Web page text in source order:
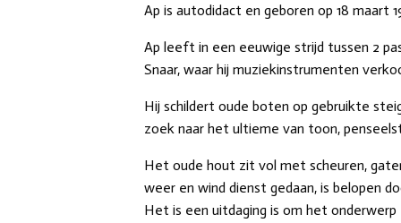
Ap is autodidact en geboren op 18 maart
Ap leeft in een eeuwige strijd tussen 2
Snaar, waar hij muziekinstrumenten
Hij schildert oude boten op gebruikte
zoek naar het ultieme van toon,
Het oude hout zit vol met scheuren,
weer en wind dienst gedaan, is belopen
Het is een uitdaging is om het